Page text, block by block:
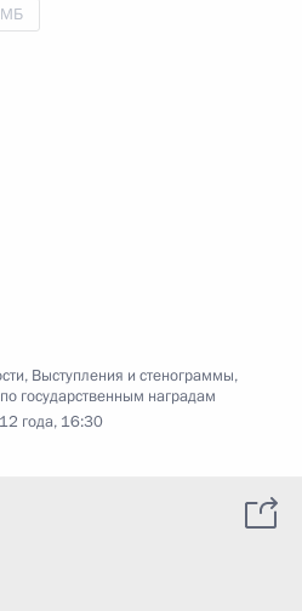
МБ
, Выступления и стенограммы,
государственным наградам
года, 16:30